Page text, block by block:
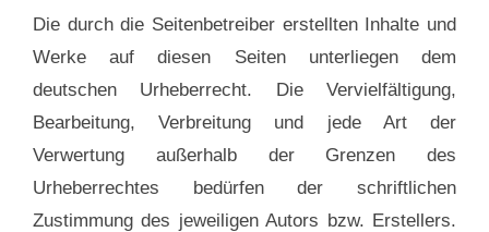
Die durch die Seitenbetreiber erstellten Inhalte und
Werke auf diesen Seiten unterliegen dem
deutschen Urheberrecht. Die Vervielfältigung,
Bearbeitung, Verbreitung und jede Art der
Verwertung außerhalb der Grenzen des
Urheberrechtes bedürfen der schriftlichen
Zustimmung des jeweiligen Autors bzw. Erstellers.